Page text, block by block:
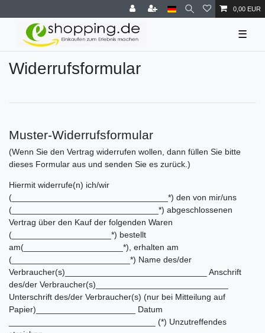
0,00 EUR
☰
Widerrufs­formular
Muster-Widerrufsformular
(Wenn Sie den Vertrag widerrufen wollen, dann füllen Sie bitte
dieses Formular aus und senden Sie es zurück.)
Hiermit widerrufe(n) ich/wir
(_________________________________*) den von mir/uns
(_______________________________*) abgeschlossenen
Vertrag über den Kauf der folgenden Waren
(_____________________*) bestellt
am(_____________________*), erhalten am
(_________________________*) Name des/der
Verbraucher(s)______________________________ Anschrift
des/der Verbraucher(s)____________________________
Unterschrift des/der Verbraucher(s) (nur bei Mitteilung auf
Papier)_____________________ Datum
_______________________________ (*) Unzutreffendes